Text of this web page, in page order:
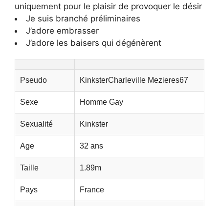
uniquement pour le plaisir de provoquer le désir
Je suis branché préliminaires
J’adore embrasser
J’adore les baisers qui dégénèrent
Pseudo KinksterCharleville Mezieres67
Sexe Homme Gay
Sexualité Kinkster
Age 32 ans
Taille 1.89m
Pays France